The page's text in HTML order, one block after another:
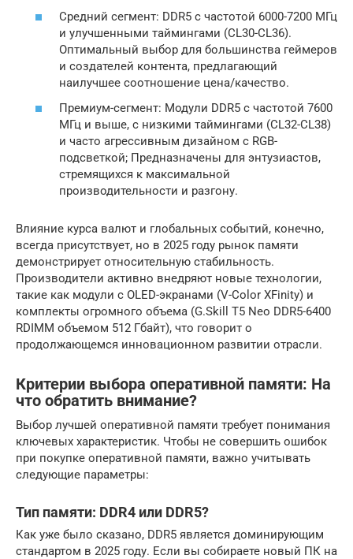
Средний сегмент: DDR5 с частотой 6000-7200 МГц
и улучшенными таймингами (CL30-CL36).
Оптимальный выбор для большинства геймеров
и создателей контента, предлагающий
наилучшее соотношение цена/качество.
Премиум-сегмент: Модули DDR5 с частотой 7600
МГц и выше, с низкими таймингами (CL32-CL38)
и часто агрессивным дизайном с RGB-
подсветкой; Предназначены для энтузиастов,
стремящихся к максимальной
производительности и разгону.
Влияние курса валют и глобальных событий, конечно,
всегда присутствует, но в 2025 году рынок памяти
демонстрирует относительную стабильность.
Производители активно внедряют новые технологии,
такие как модули с OLED-экранами (V-Color XFinity) и
комплекты огромного объема (G.Skill T5 Neo DDR5-6400
RDIMM объемом 512 Гбайт), что говорит о
продолжающемся инновационном развитии отрасли.
Критерии выбора оперативной памяти: На
что обратить внимание?
Выбор лучшей оперативной памяти требует понимания
ключевых характеристик. Чтобы не совершить ошибок
при покупке оперативной памяти, важно учитывать
следующие параметры:
Тип памяти: DDR4 или DDR5?
Как уже было сказано, DDR5 является доминирующим
стандартом в 2025 году. Если вы собираете новый ПК на